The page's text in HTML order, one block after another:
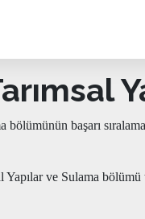
bölümünün başarı
Yapılar ve Sulama